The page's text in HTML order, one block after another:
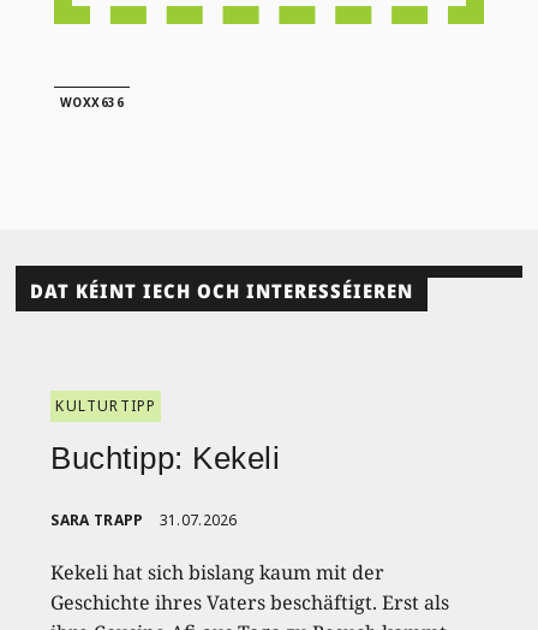
WOXX636
DAT KÉINT IECH OCH INTERESSÉIEREN
KULTURTIPP
Buchtipp: Kekeli
SARA TRAPP 31.07.2026
Kekeli hat sich bislang kaum mit der
Geschichte ihres Vaters beschäftigt. Erst als